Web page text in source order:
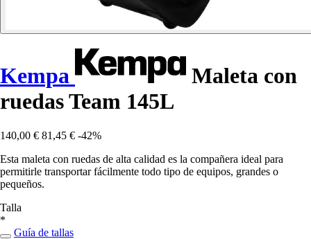
Kempa
Maleta con
ruedas Team 145L
140,00 € 81,45 € -42%
Esta maleta con ruedas de alta calidad es la compañera ideal para
permitirle transportar fácilmente todo tipo de equipos, grandes o
pequeños.
Talla
*
Guía de tallas